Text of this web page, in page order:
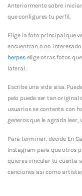
Anteriormente sobre
que configures tu perfil.
Elige la foto principal que
encuentran o no
herpeselige otras fotos
lateral.
Escribe una vida sisa.
pelo puede ser tan original
usuarios se contenta con
generos que le agrada leer,
Para terminar, decide En
Instagram para que otros
quieres vincular tu cuenta
canciones asi­ como